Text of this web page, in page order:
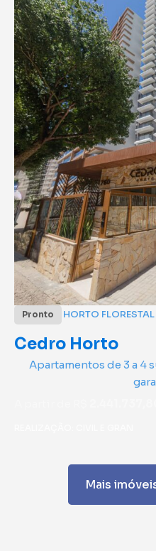
Pronto HORTO FLORESTAL
Cedro Horto
Apartamentos de 3 a 4
Mais